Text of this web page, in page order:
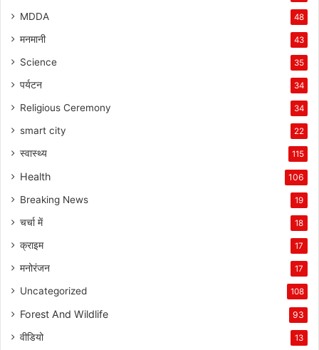
MDDA 48
मनमानी 43
Science 35
पर्यटन 34
Religious Ceremony 34
smart city 22
स्वास्थ्य 115
Health 106
Breaking News 19
चर्चा में 18
क्राइम 17
मनोरंजन 17
Uncategorized 108
Forest And Wildlife 93
वीडियो 13